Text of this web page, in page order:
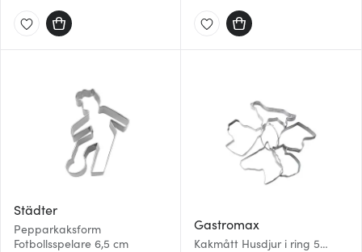
Städter
Pepparkaksform
Fotbollsspelare 6,5 cm
Gastromax
Kakmått Husdjur i ring 5